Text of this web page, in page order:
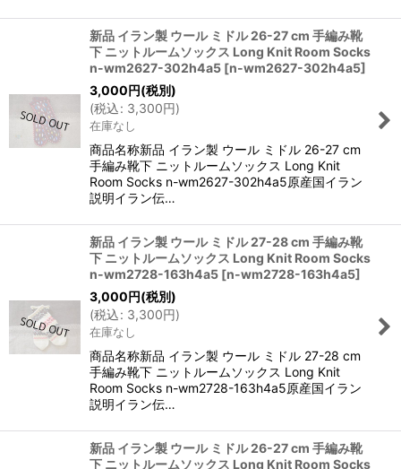
新品 イラン製 ウール ミドル 26-27 cm 手編み靴
下 ニットルームソックス Long Knit Room Socks
n-wm2627-302h4a5 [n-wm2627-302h4a5]
3,000円(税別)
(税込: 3,300円)
在庫なし
商品名称新品 イラン製 ウール ミドル 26-27 cm
手編み靴下 ニットルームソックス Long Knit
Room Socks n-wm2627-302h4a5原産国イラン
説明イラン伝…
新品 イラン製 ウール ミドル 27-28 cm 手編み靴
下 ニットルームソックス Long Knit Room Socks
n-wm2728-163h4a5 [n-wm2728-163h4a5]
3,000円(税別)
(税込: 3,300円)
在庫なし
商品名称新品 イラン製 ウール ミドル 27-28 cm
手編み靴下 ニットルームソックス Long Knit
Room Socks n-wm2728-163h4a5原産国イラン
説明イラン伝…
新品 イラン製 ウール ミドル 26-27 cm 手編み靴
下 ニットルームソックス Long Knit Room Socks